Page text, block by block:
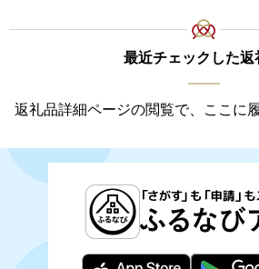
最近チェックした返
返礼品詳細ページの閲覧で、ここに